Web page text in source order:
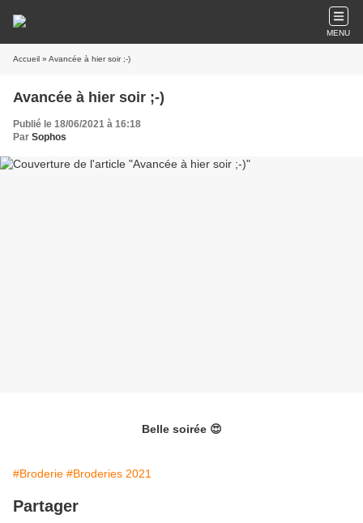
MENU
Accueil » Avancée à hier soir ;-)
Avancée à hier soir ;-)
Publié le 18/06/2021 à 16:18
Par Sophos
Belle soirée 😍
#Broderie #Broderies 2021
Partager